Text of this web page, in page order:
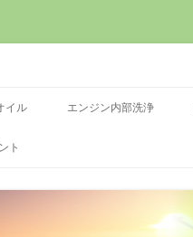
イル エンジン内部洗浄
ト